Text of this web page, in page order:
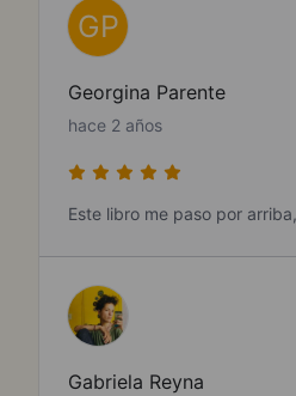
GP
Georgina Parente
hace 2 años
Este libro me paso por
Gabriela Reyna